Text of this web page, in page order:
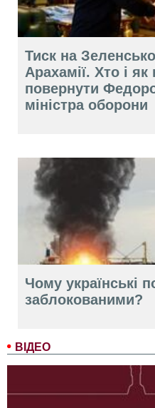
ВІДЕО
Тиск на
Арахамії. Хто і як
повернути
міністра оборони
Чому українські
заблокованими?